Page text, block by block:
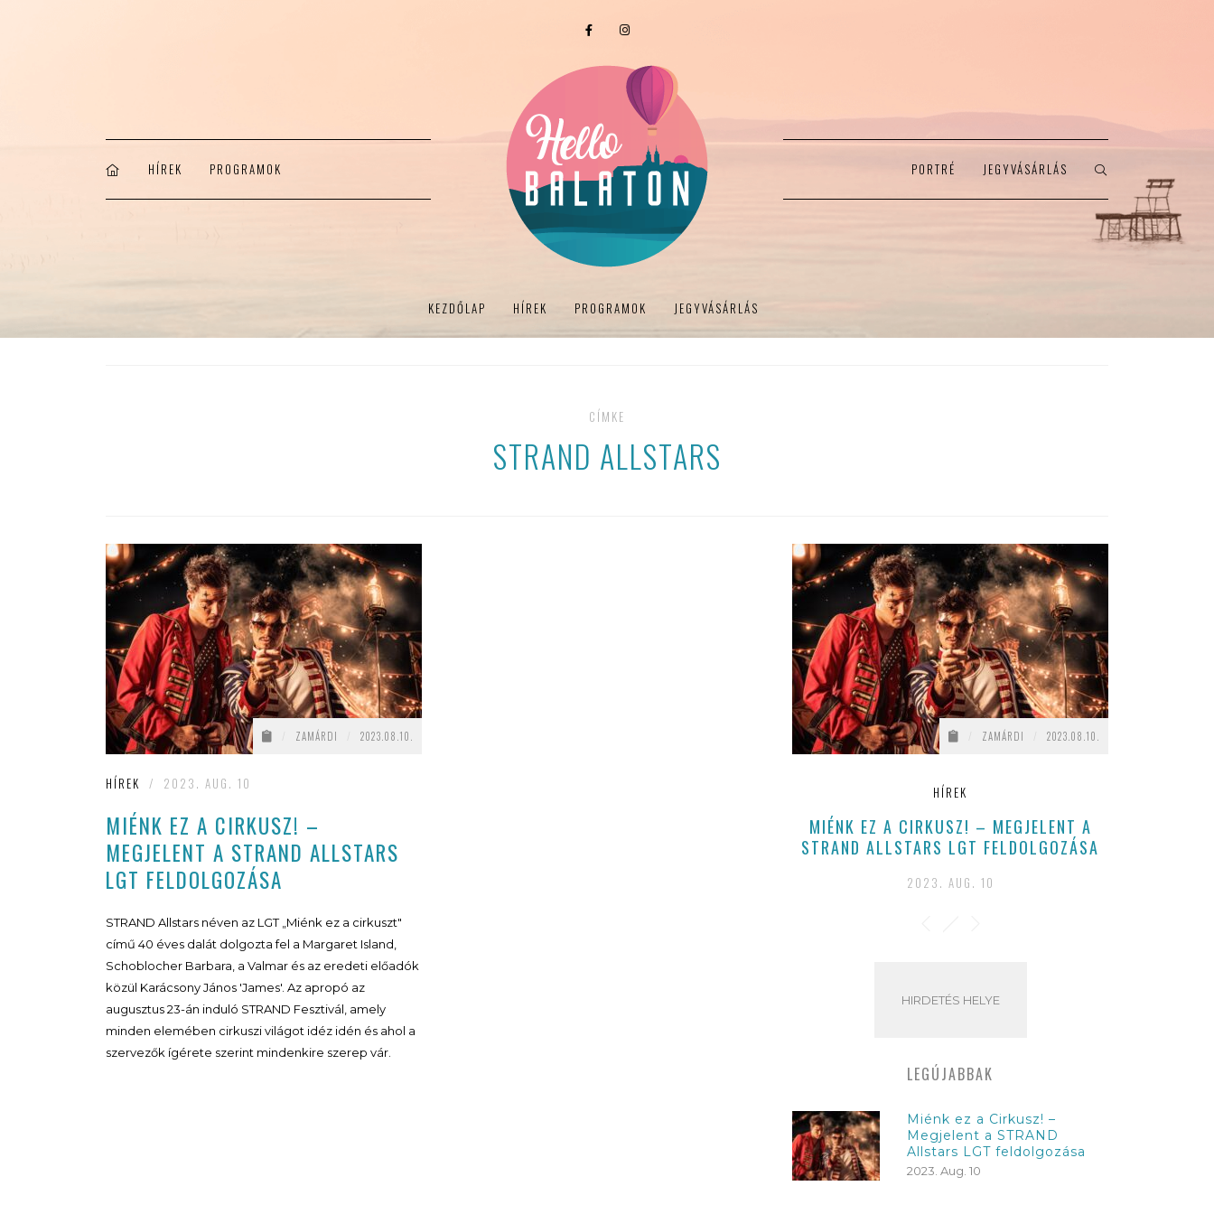
HÍREK PROGRAMOK PORTRÉ JEGYVÁSÁRLÁS
KEZDŐLAP HÍREK PROGRAMOK JEGYVÁSÁRLÁS
CÍMKE
STRAND ALLSTARS
ZAMÁRDI 2023.08.10.
HÍREK / 2023. AUG. 10
MIÉNK EZ A CIRKUSZ! –
MEGJELENT A STRAND ALLSTARS
LGT FELDOLGOZÁSA
STRAND Allstars néven az LGT „Miénk ez a cirkuszt"
című 40 éves dalát dolgozta fel a Margaret Island,
Schoblocher Barbara, a Valmar és az eredeti előadók
közül Karácsony János 'James'. Az apropó az
augusztus 23-án induló STRAND Fesztivál, amely
minden elemében cirkuszi világot idéz idén és ahol a
szervezők ígérete szerint mindenkire szerep vár.
ZAMÁRDI 2023.08.10.
HÍREK
MIÉNK EZ A CIRKUSZ! – MEGJELENT A
STRAND ALLSTARS LGT FELDOLGOZÁSA
2023. AUG. 10
HIRDETÉS HELYE
LEGÚJABBAK
Miénk ez a Cirkusz! –
Megjelent a STRAND
Allstars LGT feldolgozása
2023. Aug. 10